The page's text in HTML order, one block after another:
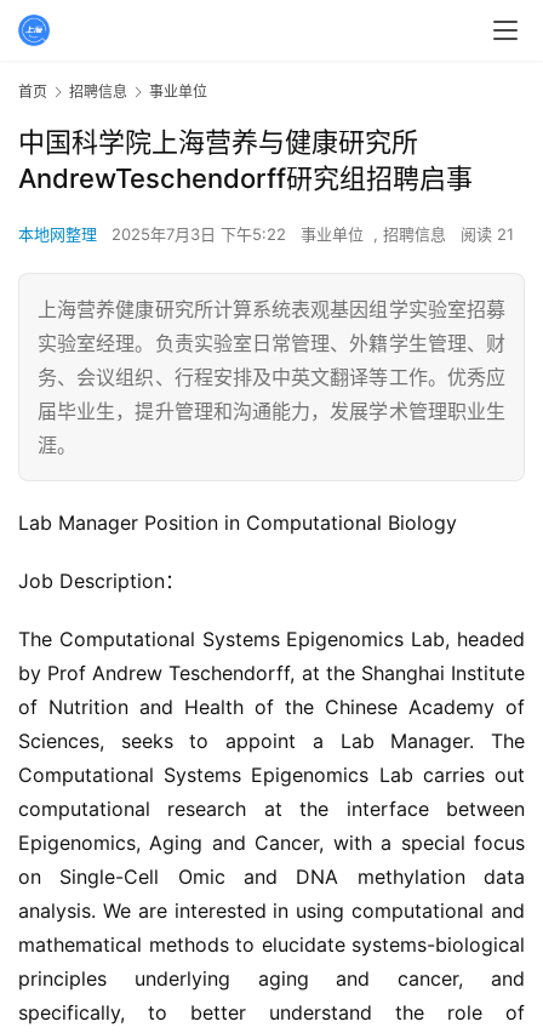
首页 招聘信息 事业单位
中国科学院上海营养与健康研究所
AndrewTeschendorff研究组招聘启事
本地网整理 2025年7月3日 下午5:22 事业单位 , 招聘信息 阅读 21
上海营养健康研究所计算系统表观基因组学实验室招募
实验室经理。负责实验室日常管理、外籍学生管理、财
务、会议组织、行程安排及中英文翻译等工作。优秀应
届毕业生，提升管理和沟通能力，发展学术管理职业生
涯。
Lab Manager Position in Computational Biology
Job Description：
The Computational Systems Epigenomics Lab, headed
by Prof Andrew Teschendorff, at the Shanghai Institute
of Nutrition and Health of the Chinese Academy of
Sciences, seeks to appoint a Lab Manager. The
Computational Systems Epigenomics Lab carries out
computational research at the interface between
Epigenomics, Aging and Cancer, with a special focus
on Single-Cell Omic and DNA methylation data
analysis. We are interested in using computational and
mathematical methods to elucidate systems-biological
principles underlying aging and cancer, and
specifically, to better understand the role of